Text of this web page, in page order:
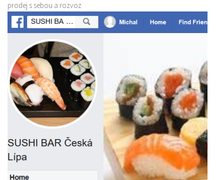
prodej s sebou a rozvoz